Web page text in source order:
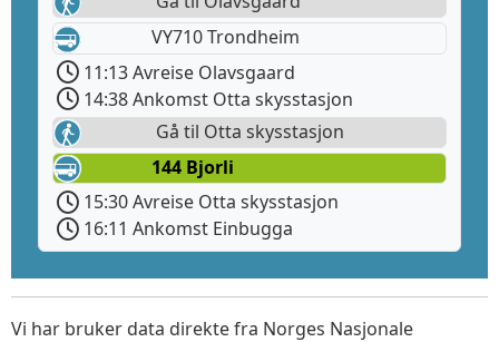
VY710 Trondheim
11:13 Avreise Olavsgaard
14:38 Ankomst Otta skysstasjon
Gå til Otta skysstasjon
144 Bjorli
15:30 Avreise Otta skysstasjon
16:11 Ankomst Einbugga
Vi har bruker data direkte fra Norges Nasjonale